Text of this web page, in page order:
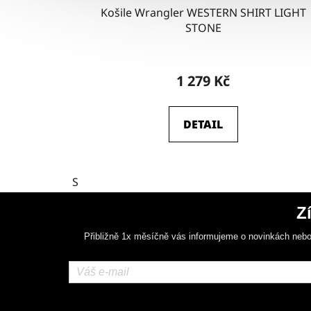
Košile Wrangler WESTERN SHIRT LIGHT
STONE
1 279 Kč
DETAIL
S
Přibližně 1x měsíčně vás informujeme o novinkách